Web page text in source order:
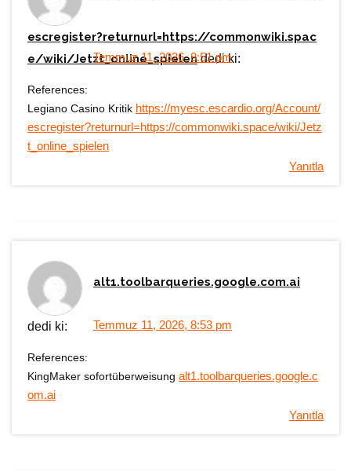
escregister?returnurl=https://commonwiki.spac
e/wiki/Jetzt_online_spielen dedi ki:
Temmuz 11, 2026, 8:51 pm
References:
Legiano Casino Kritik https://myesc.escardio.org/Account/
escregister?returnurl=https://commonwiki.space/wiki/Jetz
t_online_spielen
Yanıtla
alt1.toolbarqueries.google.com.ai
dedi ki: Temmuz 11, 2026, 8:53 pm
References:
KingMaker sofortüberweisung alt1.toolbarqueries.google.c
om.ai
Yanıtla